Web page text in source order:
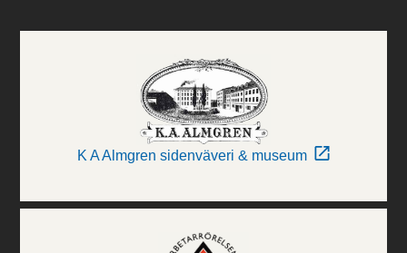
K A Almgren sidenväveri & museum